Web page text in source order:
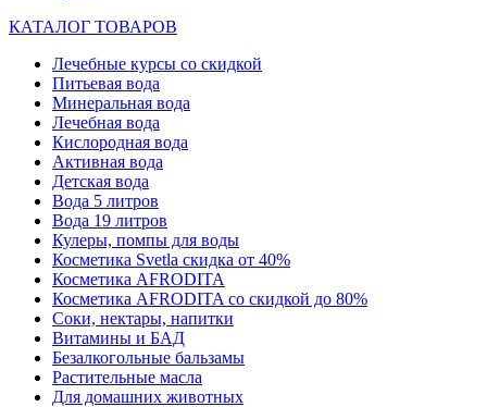
КАТАЛОГ ТОВАРОВ
Лечебные курсы со скидкой
Питьевая вода
Минеральная вода
Лечебная вода
Кислородная вода
Активная вода
Детская вода
Вода 5 литров
Вода 19 литров
Кулеры, помпы для воды
Косметика Svetla скидка от 40%
Косметика AFRODITA
Косметика AFRODITA со скидкой до 80%
Соки, нектары, напитки
Витамины и БАД
Безалкогольные бальзамы
Растительные масла
Для домашних животных